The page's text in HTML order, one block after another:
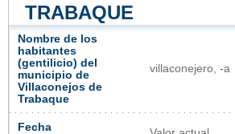
TRABAQUE
Nombre de los
habitantes
(gentilicio) del
municipio de
Villaconejos de
Trabaque
villaconejero, -a
Fecha